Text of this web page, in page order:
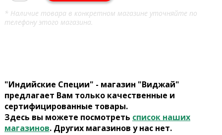
* Наличие товара в конкретном магазине уточняйте по
телефону этого магазина.
"Индийские Специи" - магазин "Виджай"
предлагает Вам только качественные и
сертифицированные товары.
Здесь вы можете посмотреть список наших
магазинов. Других магазинов у нас нет.